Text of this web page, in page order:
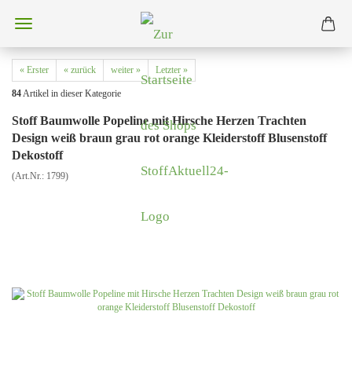
« Erster « zurück weiter » Letzter »
84Artikel in dieser Kategorie
Stoff Baumwolle Popeline mit Hirsche Herzen Trachten
Design weiß braun grau rot orange Kleiderstoff Blusenstoff
Dekostoff
(Art.Nr.: 1799)